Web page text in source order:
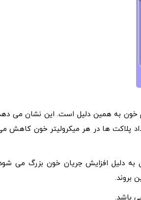
خون به همین دلیل است. این نشان می
پلاکت ها در هر میکرولیتر خون کاهش
به دلیل افزایش جریان خون بزرگ می
بروند.
باشد.